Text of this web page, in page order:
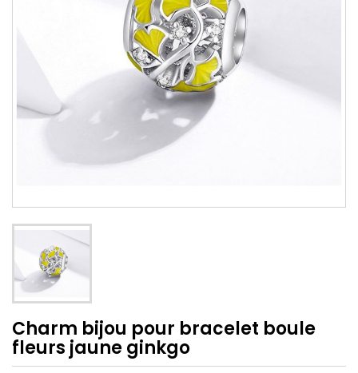
Charm bijou pour bracelet boule
fleurs jaune ginkgo